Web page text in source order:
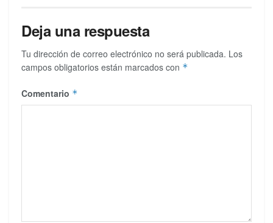
Deja una respuesta
Tu dirección de correo electrónico no será publicada. Los
campos obligatorios están marcados con *
Comentario *